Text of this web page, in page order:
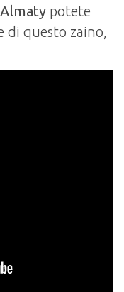
potete
di questo zaino,